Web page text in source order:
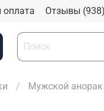
оплата Отзывы (938)
Мужской